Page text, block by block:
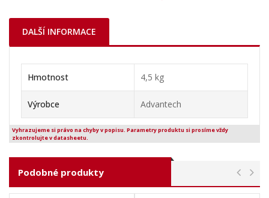
DALŠÍ INFORMACE
Hmotnost 4,5 kg
Výrobce Advantech
Vyhrazujeme si právo na chyby v popisu. Parametry produktu si prosíme vždy
zkontrolujte v datasheetu.
Podobné produkty